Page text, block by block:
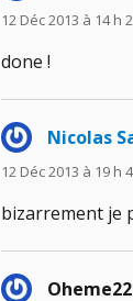
12 Déc 2013 à 14 h
done !
Nicolas
12 Déc 2013 à 19 h
bizarrement je